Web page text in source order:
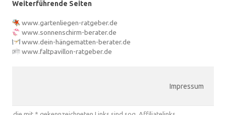
Weiterführende Seiten
www.gartenliegen-ratgeber.de
www.sonnenschirm-berater.de
www.dein-hängematten-berater.de
www.faltpavillon-ratgeber.de
Impressum